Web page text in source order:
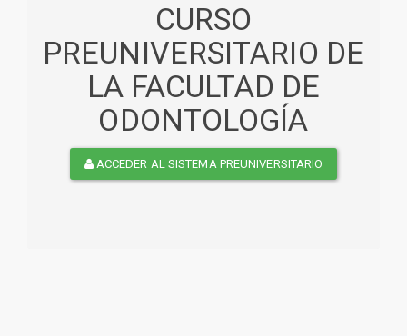
CURSO
PREUNIVERSITARIO DE
LA FACULTAD DE
ODONTOLOGÍA
ACCEDER AL SISTEMA PREUNIVERSITARIO